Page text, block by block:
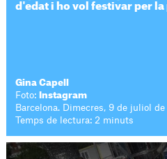
d'edat i ho vol festivar per
Gina Capell
Foto:
Instagram
Barcelona. Dimecres, 9 de juliol de
Temps de lectura: 2 minuts